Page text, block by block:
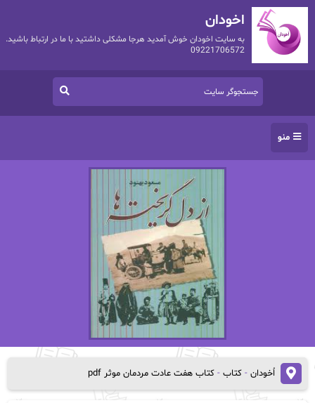
اخودان
به سایت اخودان خوش آمدید هرجا مشکلی داشتید با ما در ارتباط باشید.
09221706572
منو
اُخودان- کتاب- کتاب هفت عادت مردمان موثر pdf